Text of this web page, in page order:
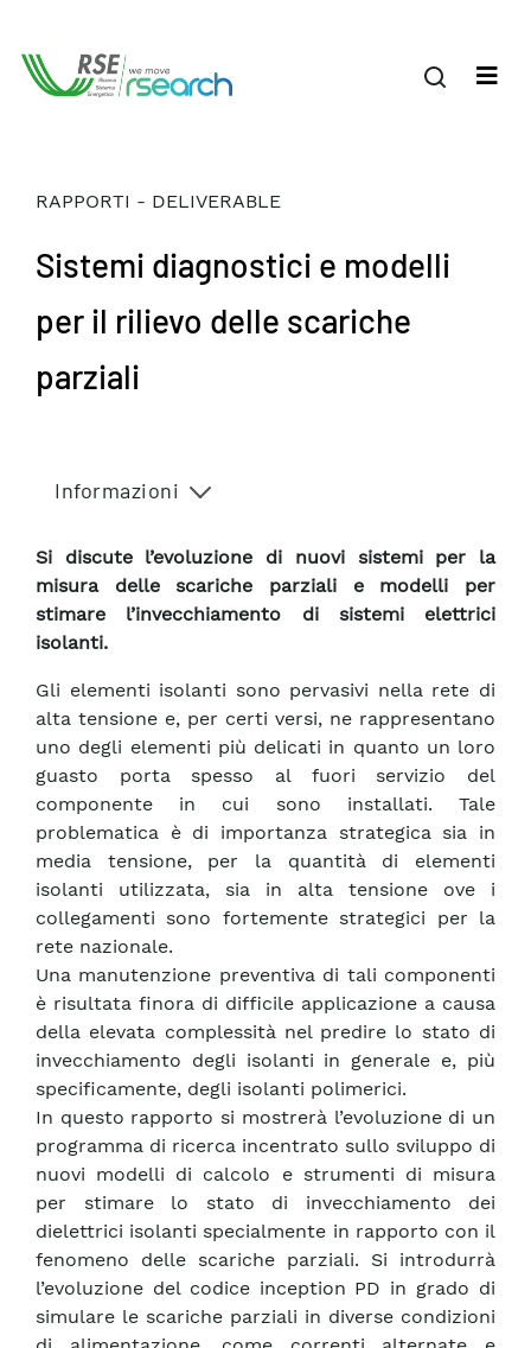
RAPPORTI - DELIVERABLE
Sistemi diagnostici e modelli
per il rilievo delle scariche
parziali
Informazioni
Si discute l’evoluzione di nuovi sistemi per la
misura delle scariche parziali e modelli per
stimare l’invecchiamento di sistemi elettrici
isolanti.
Gli elementi isolanti sono pervasivi nella rete di
alta tensione e, per certi versi, ne rappresentano
uno degli elementi più delicati in quanto un loro
guasto porta spesso al fuori servizio del
componente in cui sono installati. Tale
problematica è di importanza strategica sia in
media tensione, per la quantità di elementi
isolanti utilizzata, sia in alta tensione ove i
collegamenti sono fortemente strategici per la
rete nazionale.
Una manutenzione preventiva di tali componenti
è risultata finora di difficile applicazione a causa
della elevata complessità nel predire lo stato di
invecchiamento degli isolanti in generale e, più
specificamente, degli isolanti polimerici.
In questo rapporto si mostrerà l’evoluzione di un
programma di ricerca incentrato sullo sviluppo di
nuovi modelli di calcolo e strumenti di misura
per stimare lo stato di invecchiamento dei
dielettrici isolanti specialmente in rapporto con il
fenomeno delle scariche parziali. Si introdurrà
l’evoluzione del codice inception PD in grado di
simulare le scariche parziali in diverse condizioni